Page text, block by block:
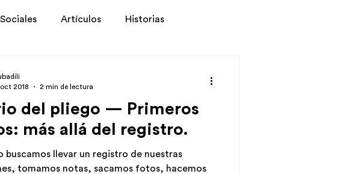
Artículos Historias
del pliego — Primeros
más allá del registro.
buscamos llevar un registro de nuestras
tomamos notas, sacamos fotos, hacemos
oct 2018
2 min de lectura